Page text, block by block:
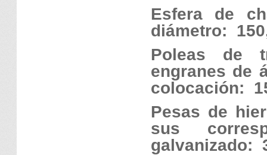
Esfera de
diámetro:
Poleas de
engranes de
colocación:
Pesas de
sus
galvanizado: